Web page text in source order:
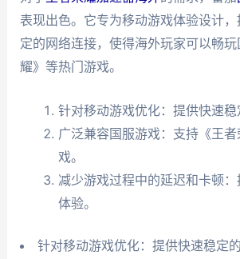
表现出色。它专为移动游戏体验设计
定的网络连接，使得海外玩家可以畅
耀》等热门游戏。
针对移动游戏优化：提供快速稳
广泛兼容国服游戏：支持《王
戏。
减少游戏过程中的延迟和卡顿
体验。
针对移动游戏优化：提供快速稳定的